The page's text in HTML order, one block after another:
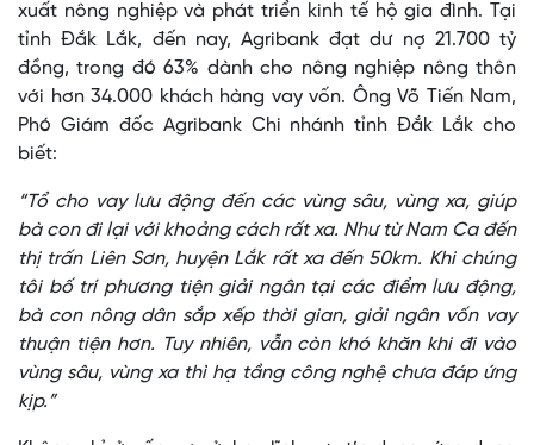
xuất nông nghiệp và phát triển kinh tế hộ gia đình. Tại
tỉnh Đắk Lắk, đến nay, Agribank đạt dư nợ 21.700 tỷ
đồng, trong đó 63% dành cho nông nghiệp nông thôn
với hơn 34.000 khách hàng vay vốn. Ông Võ Tiến Nam,
Phó Giám đốc Agribank Chi nhánh tỉnh Đắk Lắk cho
biết:
“Tổ cho vay lưu động đến các vùng sâu, vùng xa, giúp
bà con đi lại với khoảng cách rất xa. Như từ Nam Ca đến
thị trấn Liên Sơn, huyện Lắk rất xa đến 50km. Khi chúng
tôi bố trí phương tiện giải ngân tại các điểm lưu động,
bà con nông dân sắp xếp thời gian, giải ngân vốn vay
thuận tiện hơn. Tuy nhiên, vẫn còn khó khăn khi đi vào
vùng sâu, vùng xa thì hạ tầng công nghệ chưa đáp ứng
kịp.”